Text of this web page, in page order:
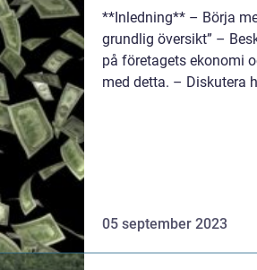
**Inledning** – Börja
grundlig översikt” –
på företagets ekonomi
med detta. – Diskutera
05 september 2023